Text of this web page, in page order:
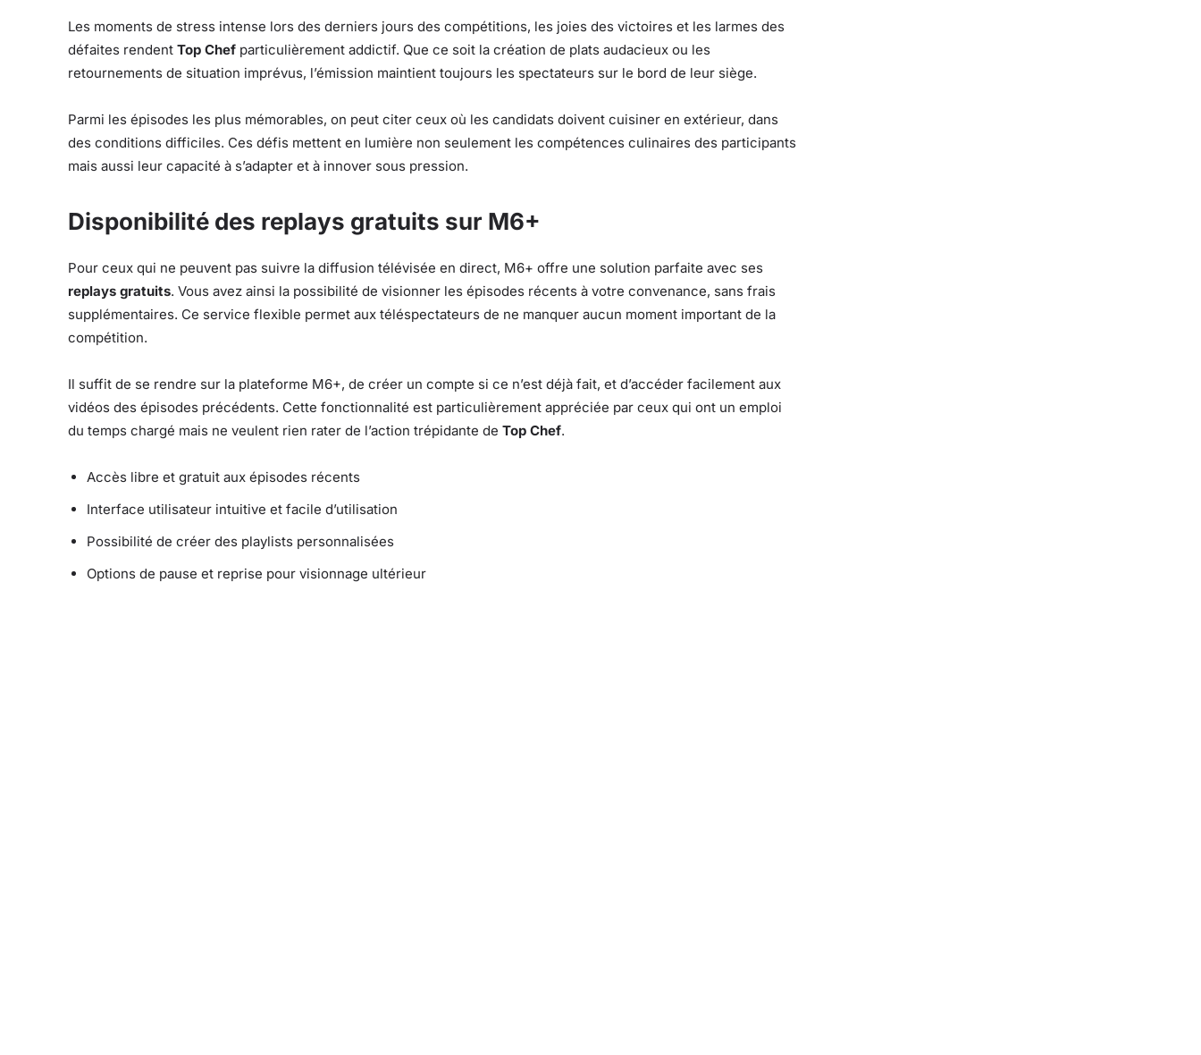
Les moments de stress intense lors des derniers jours des compétitions, les joies des victoires et les larmes des
défaites rendent Top Chef particulièrement addictif. Que ce soit la création de plats audacieux ou les
retournements de situation imprévus, l’émission maintient toujours les spectateurs sur le bord de leur siège.
Parmi les épisodes les plus mémorables, on peut citer ceux où les candidats doivent cuisiner en extérieur, dans
des conditions difficiles. Ces défis mettent en lumière non seulement les compétences culinaires des participants
mais aussi leur capacité à s’adapter et à innover sous pression.
Disponibilité des replays gratuits sur M6+
Pour ceux qui ne peuvent pas suivre la diffusion télévisée en direct, M6+ offre une solution parfaite avec ses
replays gratuits. Vous avez ainsi la possibilité de visionner les épisodes récents à votre convenance, sans frais
supplémentaires. Ce service flexible permet aux téléspectateurs de ne manquer aucun moment important de la
compétition.
Il suffit de se rendre sur la plateforme M6+, de créer un compte si ce n’est déjà fait, et d’accéder facilement aux
vidéos des épisodes précédents. Cette fonctionnalité est particulièrement appréciée par ceux qui ont un emploi
du temps chargé mais ne veulent rien rater de l’action trépidante de Top Chef.
Accès libre et gratuit aux épisodes récents
Interface utilisateur intuitive et facile d’utilisation
Possibilité de créer des playlists personnalisées
Options de pause et reprise pour visionnage ultérieur